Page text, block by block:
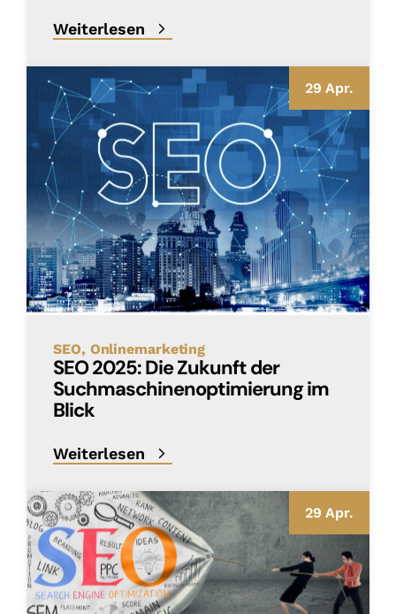
Weiterlesen
29 Apr.
SEO Onlinemarketing
SEO 2025: Die Zukunft der
Suchmaschinenoptimierung im
Blick
Weiterlesen
29 Apr.